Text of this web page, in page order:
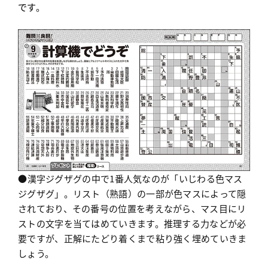
です。
●漢字ジグザグの中で1番人気なのが「いじわる色マス
ジグザグ」。リスト（熟語）の一部が色マスによって隠
されており、その番号の位置を考えながら、マス目にリ
ストの文字を当てはめていきます。推理する力などが必
要ですが、正解にたどり着くまで粘り強く埋めていきま
しょう。